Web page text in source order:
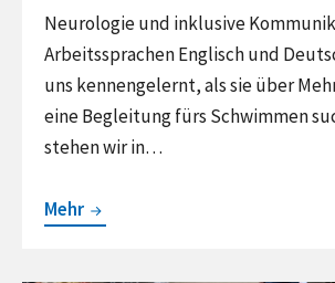
Neurologie und inklusive
Arbeitssprachen Englisch und
uns kennengelernt, als sie über
eine Begleitung fürs Schwimmen
stehen wir in…
Mehr Atmet